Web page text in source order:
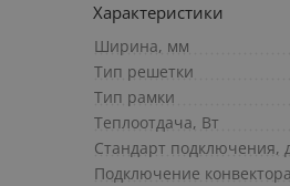
Характеристики
Ширина, мм
Тип решетки
Тип рамки
Теплоотдача, Вт
Стандарт подключения,
Подключение конвектора